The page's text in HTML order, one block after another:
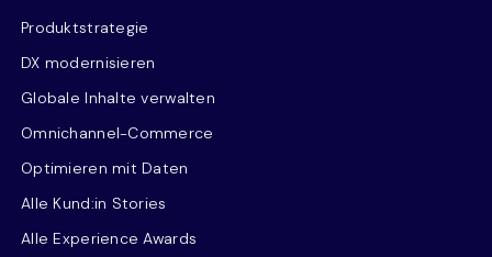
Produktstrategie
DX modernisieren
Globale Inhalte verwalten
Omnichannel-Commerce
Optimieren mit Daten
Alle Kund:in Stories
Alle Experience Awards